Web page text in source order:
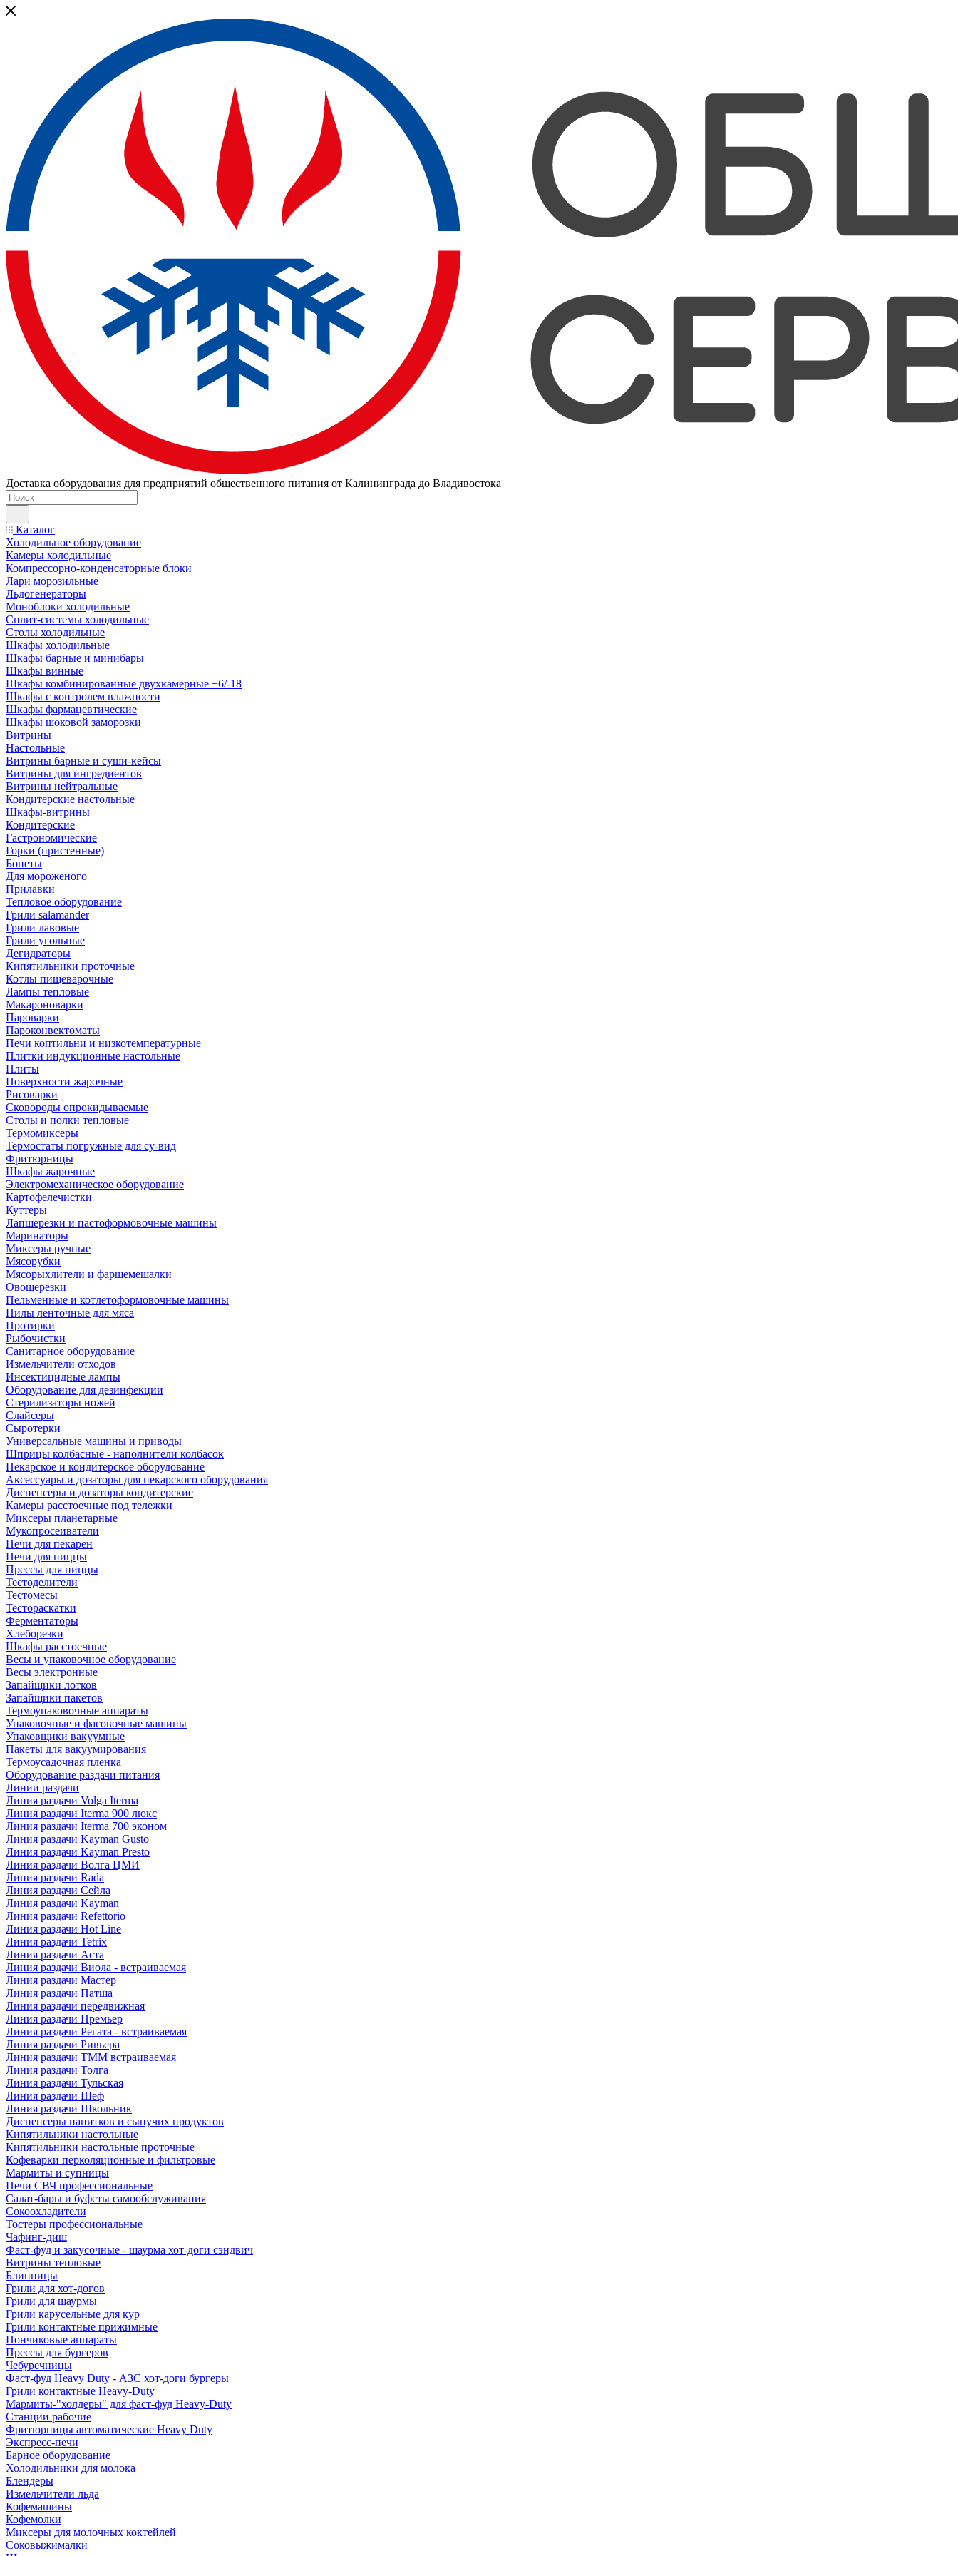
Доставка оборудования для предприятий общественного питания от Калининграда до Владивостока
Каталог
Холодильное оборудование
Камеры холодильные
Компрессорно-конденсаторные блоки
Лари морозильные
Льдогенераторы
Моноблоки холодильные
Сплит-системы холодильные
Столы холодильные
Шкафы холодильные
Шкафы барные и минибары
Шкафы винные
Шкафы комбинированные двухкамерные +6/-18
Шкафы с контролем влажности
Шкафы фармацевтические
Шкафы шоковой заморозки
Витрины
Настольные
Витрины барные и суши-кейсы
Витрины для ингредиентов
Витрины нейтральные
Кондитерские настольные
Шкафы-витрины
Кондитерские
Гастрономические
Горки (пристенные)
Бонеты
Для мороженого
Прилавки
Тепловое оборудование
Грили salamander
Грили лавовые
Грили угольные
Дегидраторы
Кипятильники проточные
Котлы пищеварочные
Лампы тепловые
Макароноварки
Пароварки
Пароконвектоматы
Печи коптильни и низкотемпературные
Плитки индукционные настольные
Плиты
Поверхности жарочные
Рисоварки
Сковороды опрокидываемые
Столы и полки тепловые
Термомиксеры
Термостаты погружные для су-вид
Фритюрницы
Шкафы жарочные
Электромеханическое оборудование
Картофелечистки
Куттеры
Лапшерезки и пастоформовочные машины
Маринаторы
Миксеры ручные
Мясорубки
Мясорыхлители и фаршемешалки
Овощерезки
Пельменные и котлетоформовочные машины
Пилы ленточные для мяса
Протирки
Рыбочистки
Санитарное оборудование
Измельчители отходов
Инсектицидные лампы
Оборудование для дезинфекции
Стерилизаторы ножей
Слайсеры
Сыротерки
Универсальные машины и приводы
Шприцы колбасные - наполнители колбасок
Пекарское и кондитерское оборудование
Аксессуары и дозаторы для пекарского оборудования
Диспенсеры и дозаторы кондитерские
Камеры расстоечные под тележки
Миксеры планетарные
Мукопросеиватели
Печи для пекарен
Печи для пиццы
Прессы для пиццы
Тестоделители
Тестомесы
Тестораскатки
Ферментаторы
Хлеборезки
Шкафы расстоечные
Весы и упаковочное оборудование
Весы электронные
Запайщики лотков
Запайщики пакетов
Термоупаковочные аппараты
Упаковочные и фасовочные машины
Упаковщики вакуумные
Пакеты для вакуумирования
Термоусадочная пленка
Оборудование раздачи питания
Линии раздачи
Линия раздачи Volga Iterma
Линия раздачи Iterma 900 люкс
Линия раздачи Iterma 700 эконом
Линия раздачи Kayman Gusto
Линия раздачи Kayman Presto
Линия раздачи Волга ЦМИ
Линия раздачи Rada
Линия раздачи Сейла
Линия раздачи Kayman
Линия раздачи Refettorio
Линия раздачи Hot Line
Линия раздачи Tetrix
Линия раздачи Аста
Линия раздачи Виола - встраиваемая
Линия раздачи Мастер
Линия раздачи Патша
Линия раздачи передвижная
Линия раздачи Премьер
Линия раздачи Регата - встраиваемая
Линия раздачи Ривьера
Линия раздачи ТММ встраиваемая
Линия раздачи Толга
Линия раздачи Тульская
Линия раздачи Шеф
Линия раздачи Школьник
Диспенсеры напитков и сыпучих продуктов
Кипятильники настольные
Кипятильники настольные проточные
Кофеварки перколяционные и фильтровые
Мармиты и супницы
Печи СВЧ профессиональные
Салат-бары и буфеты самообслуживания
Сокоохладители
Тостеры профессиональные
Чафинг-диш
Фаст-фуд и закусочные - шаурма хот-доги сэндвич
Витрины тепловые
Блинницы
Грили для хот-догов
Грили для шаурмы
Грили карусельные для кур
Грили контактные прижимные
Пончиковые аппараты
Прессы для бургеров
Чебуречницы
Фаст-фуд Heavy Duty - АЗС хот-доги бургеры
Грили контактные Heavy-Duty
Мармиты-"холдеры" для фаст-фуд Heavy-Duty
Станции рабочие
Фритюрницы автоматические Heavy Duty
Экспресс-печи
Барное оборудование
Холодильники для молока
Блендеры
Измельчители льда
Кофемашины
Кофемолки
Миксеры для молочных коктейлей
Соковыжималки